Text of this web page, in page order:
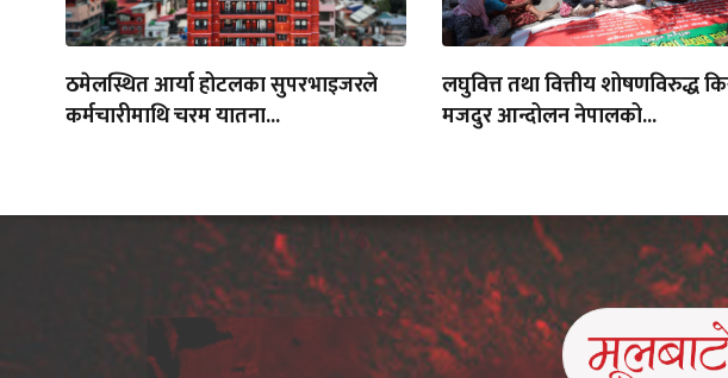
ठमेलस्थित आर्या होटलका सुपरभाइजरले
कर्मचारीमाथि चरम यातना...
लघुवित्त तथा वित्तीय शोषणविरुद्ध
मजदुर आन्दोलन नेपालको...